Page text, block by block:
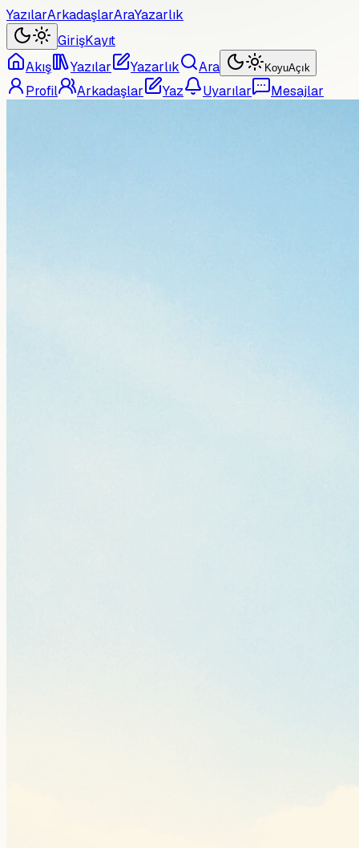
YazılarArkadaşlarAraYazarlık
GirişKayıt
Akış
Yazılar Yazarlık Ara KoyuAçık
Profil Arkadaşlar Yaz Uyarılar Mesajlar